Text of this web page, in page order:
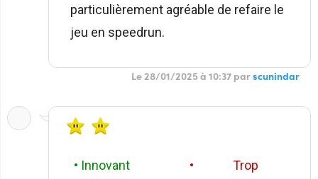
particulièrement agréable de refaire le
jeu en speedrun.
Le 28/01/2025 à 10:37 parscunindar
• Innovant
• Trop